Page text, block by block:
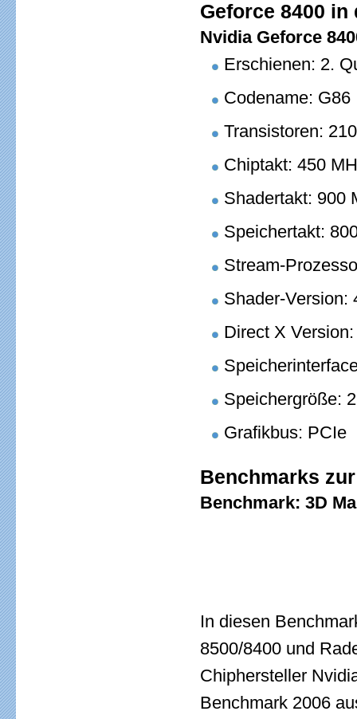
Geforce 8400
Nvidia Geforce
Erschienen: 2.
Codename: G86
Transistoren:
Chiptakt: 450
Shadertakt: 900
Speichertakt:
Stream-
Shader-Version:
Direct X
Speichergröße:
Grafikbus: PCIe
Benchmarks
Benchmark: 3D
In diesen
8500/8400 und
Chiphersteller
Benchmark 2006